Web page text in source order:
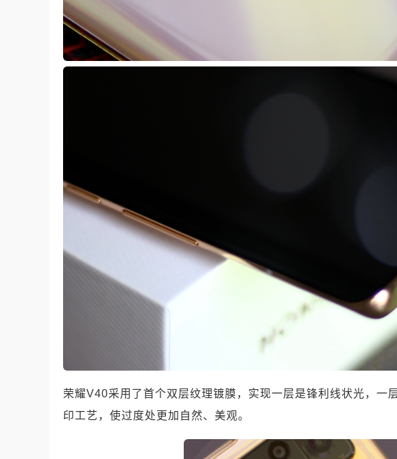
荣耀V40采用了首个双层纹理镀膜，实现一层是锋利线状光，一
印工艺，使过度处更加自然、美观。